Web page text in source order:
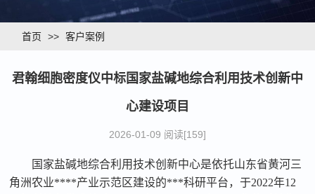
首页 >> 客户案例
君翰细胞密度仪中标国家盐碱地综合利用技术创新中
心建设项目
2026-01-09 阅读[159]
‌国家盐碱地综合利用技术创新中心是依托山东省黄河三
角洲农业****产业示范区建设的***科研平台‌，于2022年12